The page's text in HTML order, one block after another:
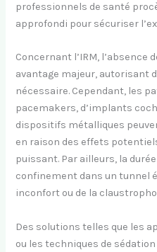
professionnels de santé
approfondi pour sécuriser
Concernant l’IRM, l’absence
avantage majeur, autorisant
nécessaire. Cependant, les
pacemakers, d’implants
dispositifs métalliques
en raison des effets
puissant. Par ailleurs, la
confinement dans un tunnel
inconfort ou de la
Des solutions telles que les
ou les techniques de